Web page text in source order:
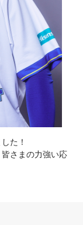
た！
さまの力強い応